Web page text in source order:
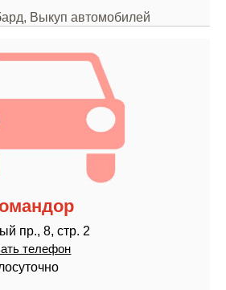
Выкуп автомобилей
пр., 8, стр. 2
телефон